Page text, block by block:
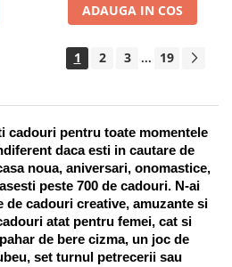
ADAUGA IN COS
1 2 3 ... 19
cadouri pentru toate momentele
daca esti in cautare de
noua, aniversari, onomastice,
peste 700 de cadouri. N-ai
de cadouri creative, amuzante si
atat pentru femei, cat si
de bere cizma, un joc de
set turnul petrecerii sau